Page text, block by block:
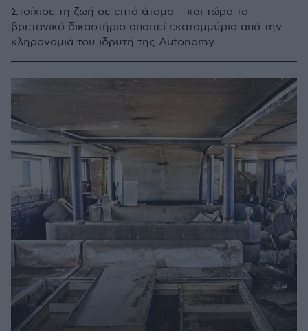
Στοίχισε τη ζωή σε επτά άτομα – και τώρα το
βρετανικό δικαστήριο απαιτεί εκατομμύρια από την
κληρονομιά του ιδρυτή της Autonomy